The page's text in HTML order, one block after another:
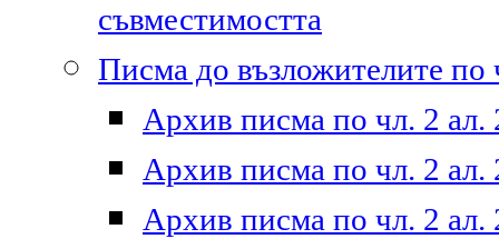
съвместимостта
Писма до възложителите по
Архив писма по чл. 2 ал.
Архив писма по чл. 2 ал.
Архив писма по чл. 2 ал.